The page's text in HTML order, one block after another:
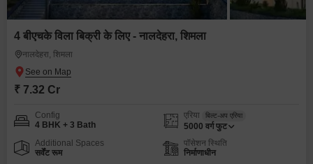
4 बीएचके विला बिक्री के लिए - नालदेहरा, शिमला
नालदेहरा, शिमला
₹ 7.32 Cr
Config
4 BHK + 3 Bath
एरिया बिल्ट-अप एरिया
5000 वर्ग फुट
Additional Spaces
सर्वेंट रूम
पॉसेशन स्थिति
निर्माणाधीन